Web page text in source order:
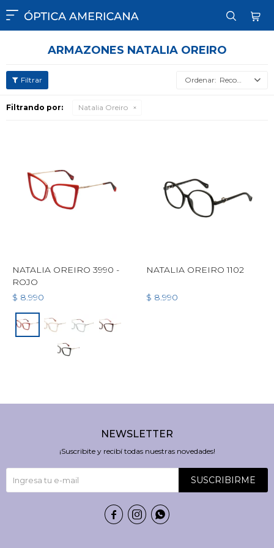

ARMAZONES NATALIA OREIRO
Recomendados
Filtrando por: Natalia Oreiro
NATALIA OREIRO 3990 -
ROJO
$ 8.990
NATALIA OREIRO 1102
$ 8.990
NEWSLETTER
¡Suscribite y recibí todas nuestras novedades!
SUSCRIBIRME
  